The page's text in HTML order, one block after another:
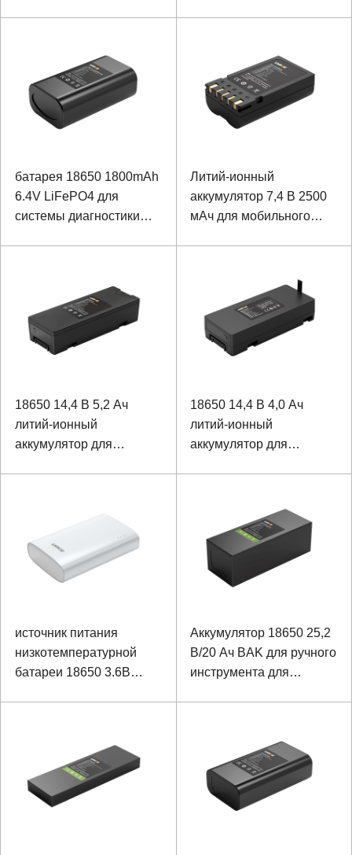
батарея 18650 1800mAh
6.4V LiFePO4 для
системы диагностики
Литий-ионный
аккумулятор 7,4 В 2500
мАч для мобильного
18650 14,4 В 5,2 Ач
литий-ионный
аккумулятор для
18650 14,4 В 4,0 Ач
литий-ионный
аккумулятор для
источник питания
низкотемпературной
батареи 18650 3.6В
Аккумулятор 18650 25,2
В/20 Ач BAK для ручного
инструмента для